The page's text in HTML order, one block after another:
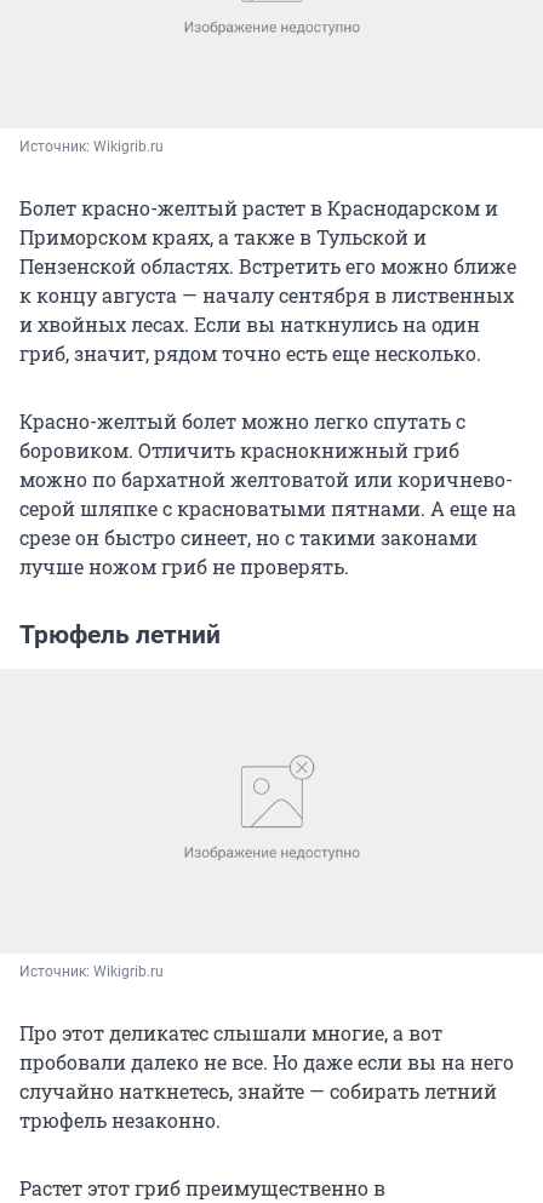
Источник: Wikigrib.ru
Болет красно-желтый растет в Краснодарском и
Приморском краях, а также в Тульской и
Пензенской областях. Встретить его можно ближе
к концу августа — началу сентября в лиственных
и хвойных лесах. Если вы наткнулись на один
гриб, значит, рядом точно есть еще несколько.
Красно-желтый болет можно легко спутать с
боровиком. Отличить краснокнижный гриб
можно по бархатной желтоватой или коричнево-
серой шляпке с красноватыми пятнами. А еще на
срезе он быстро синеет, но с такими законами
лучше ножом гриб не проверять.
Трюфель летний
Источник: Wikigrib.ru
Про этот деликатес слышали многие, а вот
пробовали далеко не все. Но даже если вы на него
случайно наткнетесь, знайте — собирать летний
трюфель незаконно.
Растет этот гриб преимущественно в